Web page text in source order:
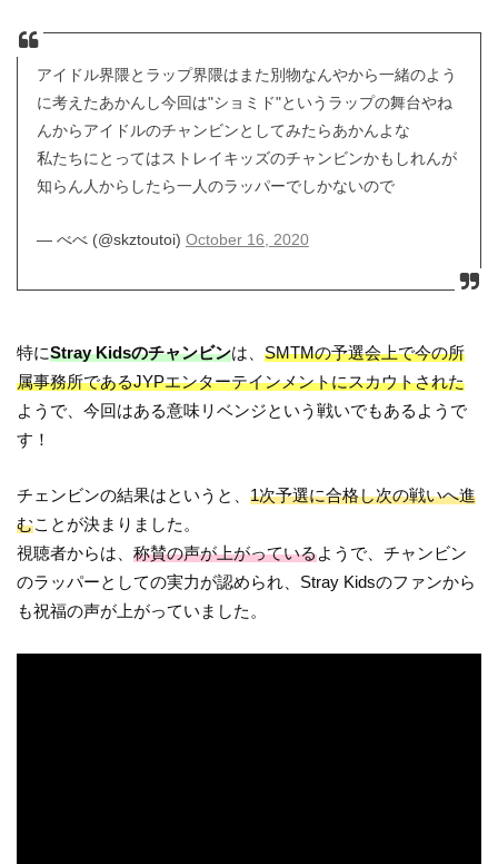
アイドル界隈とラップ界隈はまた別物なんやから一緒のよう
に考えたあかんし今回は"ショミド"というラップの舞台やね
んからアイドルのチャンビンとしてみたらあかんよな
私たちにとってはストレイキッズのチャンビンかもしれんが
知らん人からしたら一人のラッパーでしかないので
— べべ (@skztoutoi) October 16, 2020
特にStray Kidsのチャンビンは、SMTMの予選会上で今の所
属事務所であるJYPエンターテインメントにスカウトされた
ようで、今回はある意味リベンジという戦いでもあるようで
す！
チェンビンの結果はというと、1次予選に合格し次の戦いへ進
むことが決まりました。
視聴者からは、称賛の声が上がっているようで、チャンビン
のラッパーとしての実力が認められ、Stray Kidsのファンから
も祝福の声が上がっていました。